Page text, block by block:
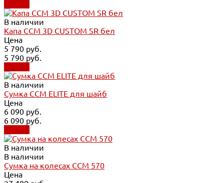
В наличии
Капа CCM 3D CUSTOM SR бел
Цена
5 790 руб.
5 790 руб.
В наличии
Сумка CCM ELITE для шайб
Цена
6 090 руб.
6 090 руб.
В наличии
В наличии
Сумка на колесах CCM 570
Цена